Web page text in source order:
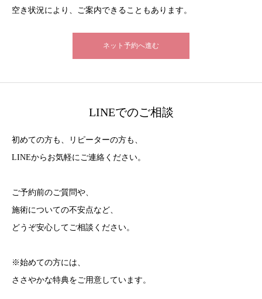
空き状況により、ご案内できることもあります。
ネット予約へ進む
LINEでのご相談
初めての方も、リピーターの方も、
LINEからお気軽にご連絡ください。
ご予約前のご質問や、
施術についての不安点など、
どうぞ安心してご相談ください。
※始めての方には、
ささやかな特典をご用意しています。